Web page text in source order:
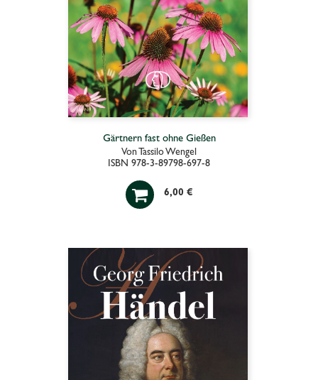
Gärtnern fast ohne Gießen
Von Tassilo Wengel
ISBN 978-3-89798-697-8
 6,00 €